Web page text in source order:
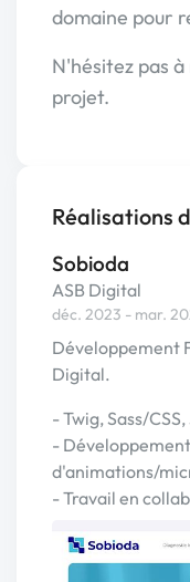
domaine pour
N'hésitez pas
projet.
Réalisations
Sobioda
ASB Digital
déc. 2023 - mar.
Développement
Digital.
- Twig, Sass/
-
d'animations/
- Travail en